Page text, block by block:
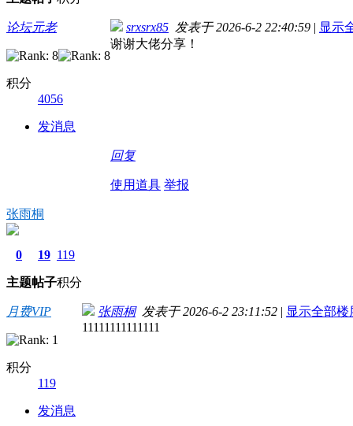
论坛元老
积分
4056
发消息
srxsrx85 发表于 2026-6-2 22:40:59 | 显示
谢谢大佬分享！
回复
使用道具 举报
张雨桐
0
主题
19
帖子
119
积分
月费VIP
积分
119
发消息
张雨桐发表于 2026-6-2 23:11:52 | 显示全部楼
11111111111111